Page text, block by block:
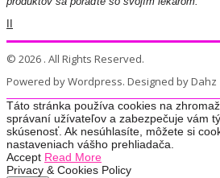
© 2026 . All Rights Reserved.
Powered by Wordpress. Designed by Dahz
Táto stránka používa cookies na
správaní užívateľov a zabezpečuje vám
skúsenosť. Ak nesúhlasíte, môžete si
nastaveniach vášho prehliadača.
Accept Read More
Privacy & Cookies Policy